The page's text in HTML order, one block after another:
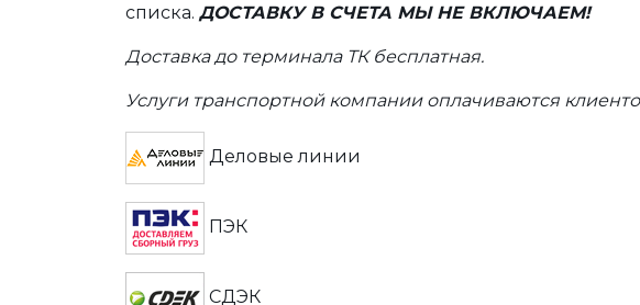
списка. ДОСТАВКУ В СЧЕТА МЫ НЕ ВКЛЮЧАЕМ!
Доставка до терминала ТК бесплатная.
Услуги транспортной компании оплачиваются
Деловые линии
ПЭК
СДЭК